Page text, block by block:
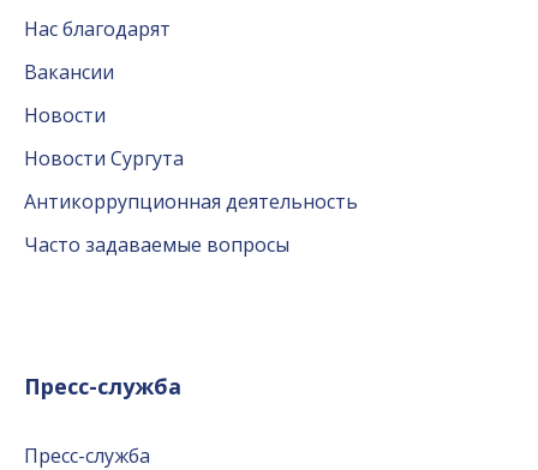
Нас благодарят
Вакансии
Новости
Новости Сургута
Антикоррупционная деятельность
Часто задаваемые вопросы
Пресс-служба
Пресс-служба